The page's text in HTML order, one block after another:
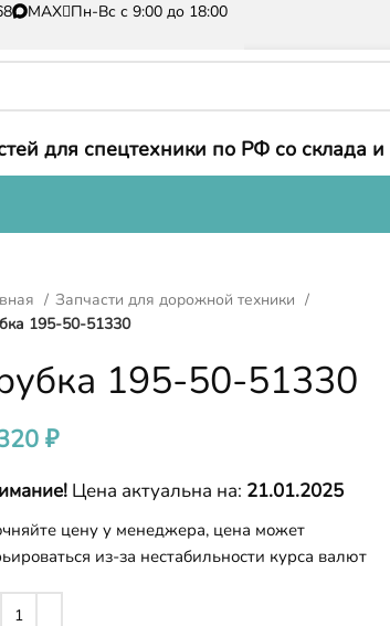
MAX Пн-Вс с 9:00 до 18:00
для спецтехники по РФ со склада и
Запчасти для дорожной техники
195-50-51330
195-50-51330
₽
Цена актуальна на: 21.01.2025
цену у менеджера, цена может
из-за нестабильности курса валют